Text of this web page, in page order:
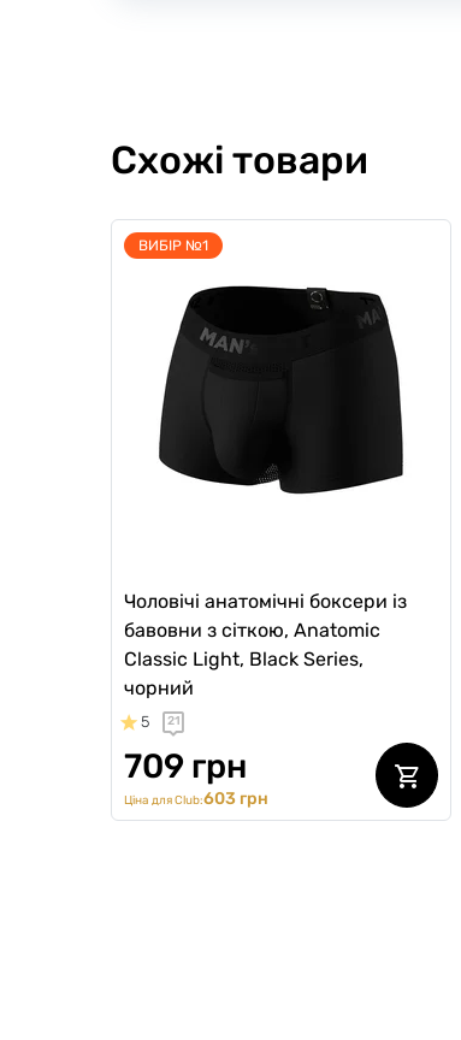
Схожі товари
ВИБІР №1
Чоловічі анатомічні боксери із
бавовни з сіткою, Anatomic
Classic Light, Black Series,
чорний
5 21
709 грн
Ціна для Club:603 грн